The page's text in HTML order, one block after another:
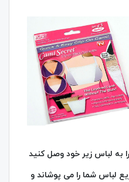
لباس زیر خود وصل کنید
لباس شما را می پوشاند و